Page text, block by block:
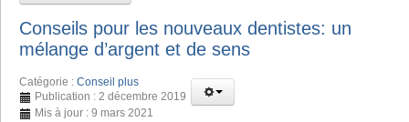
Conseils pour les nouveaux dentistes: un
mélange d’argent et de sens
Catégorie : Conseil plus
Publication : 2 décembre 2019
Mis à jour : 9 mars 2021